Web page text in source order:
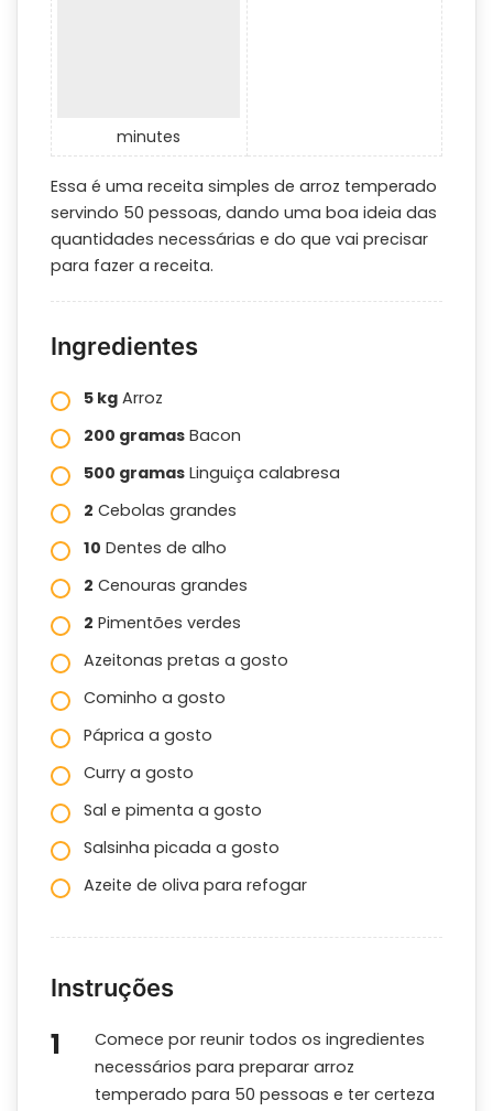
minutes
Essa é uma receita simples de arroz temperado
servindo 50 pessoas, dando uma boa ideia das
quantidades necessárias e do que vai precisar
para fazer a receita.
Ingredientes
5 kg Arroz
200 gramas Bacon
500 gramas Linguiça calabresa
2 Cebolas grandes
10 Dentes de alho
2 Cenouras grandes
2 Pimentões verdes
Azeitonas pretas a gosto
Cominho a gosto
Páprica a gosto
Curry a gosto
Sal e pimenta a gosto
Salsinha picada a gosto
Azeite de oliva para refogar
Instruções
Comece por reunir todos os ingredientes
necessários para preparar arroz
temperado para 50 pessoas e ter certeza